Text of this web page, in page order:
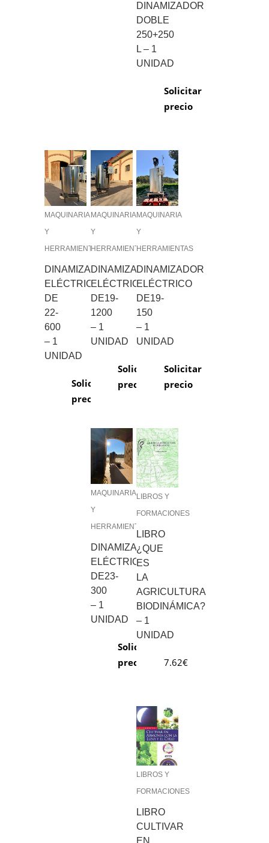
DINAMIZADOR
DOBLE
250+250
L – 1
UNIDAD
Solicitar
precio
MAQUINARIA
Y
HERRAMIENTAS
DINAMIZADOR
ELÉCTRICO
DE
22-
600
– 1
UNIDAD
Solicitar
precio
MAQUINARIA
Y
HERRAMIENTAS
DINAMIZADOR
ELÉCTRICO
DE19-
1200
– 1
UNIDAD
Solicitar
precio
MAQUINARIA
Y
HERRAMIENTAS
DINAMIZADOR
ELÉCTRICO
DE19-
150
– 1
UNIDAD
Solicitar
precio
MAQUINARIA
Y
HERRAMIENTAS
DINAMIZADOR
ELÉCTRICO
DE23-
300
– 1
UNIDAD
Solicitar
precio
LIBROS Y
FORMACIONES
LIBRO
¿QUE
ES
LA
AGRICULTURA
BIODINÁMICA?
– 1
UNIDAD
7.62€
LIBROS Y
FORMACIONES
LIBRO
CULTIVAR
EN